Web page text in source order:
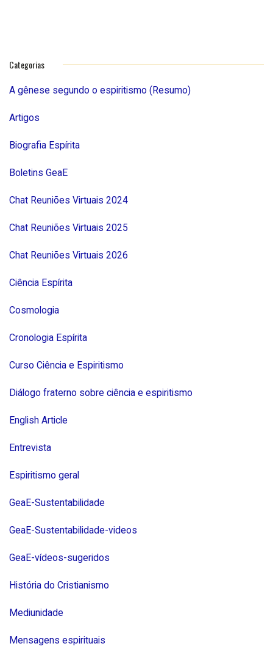
Categorias
A gênese segundo o espiritismo (Resumo)
Artigos
Biografia Espírita
Boletins GeaE
Chat Reuniões Virtuais 2024
Chat Reuniões Virtuais 2025
Chat Reuniões Virtuais 2026
Ciência Espírita
Cosmologia
Cronologia Espírita
Curso Ciência e Espiritismo
Diálogo fraterno sobre ciência e espiritismo
English Article
Entrevista
Espiritismo geral
GeaE-Sustentabilidade
GeaE-Sustentabilidade-videos
GeaE-vídeos-sugeridos
História do Cristianismo
Mediunidade
Mensagens espirituais